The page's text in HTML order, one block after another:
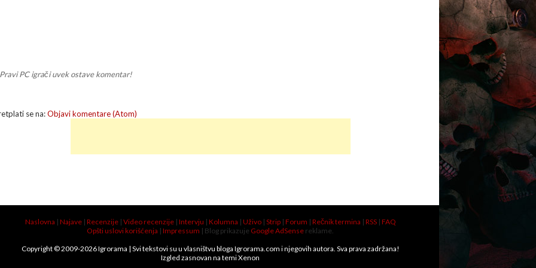
Pravi PC igrači uvek ostave komentar!
se na:Objavi komentare (Atom)
Naslovna | Najave| Recenzije| Video recenzije| Intervju | Kolumna | Uživo| Strip| Forum | Rečnik termina | RSS| FAQ
Opšti uslovi korišćenja | Impressum | Blog prikazuje Google AdSense reklame.
Copyright © 2009-2026Igrorama | Svi tekstovi su u vlasništvu bloga Igrorama.com i njegovih autora. Sva prava zadržana!
Izgled zasnovan na temiXenon